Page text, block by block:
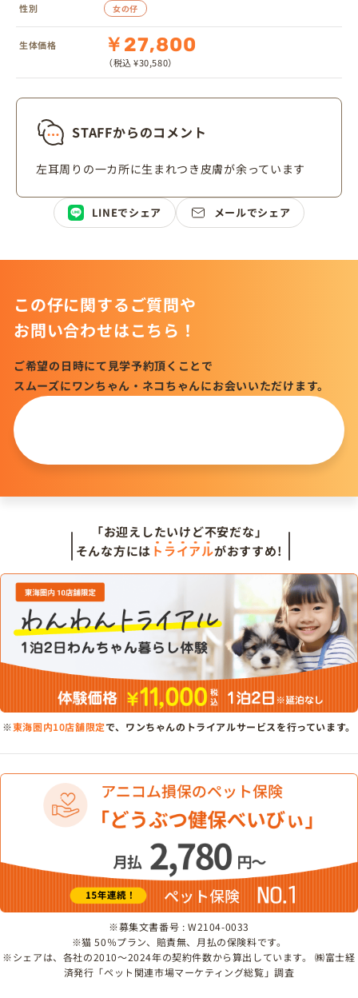
性別 女の仔
生体価格 ￥27,800
（税込 ¥30,580）
STAFFからのコメント
左耳周りの一カ所に生まれつき皮膚が余っています
LINEでシェア メールでシェア
この仔に関するご質問や
お問い合わせはこちら！
ご希望の日時にて見学予約頂くことで
スムーズにワンちゃん・ネコちゃんにお会いいただけます。
「お迎えしたいけど不安だな」
そんな方には トライアルがおすすめ!
※東海圏内10店舗限定で、ワンちゃんのトライアルサービスを行っています。
※募集文書番号 : W2104-0033
※猫 50％プラン、賠責無、月払の保険料です。
※シェアは、各社の2010～2024年の契約件数から算出しています。 ㈱富士経
済発行「ペット関連市場マーケティング総覧」調査